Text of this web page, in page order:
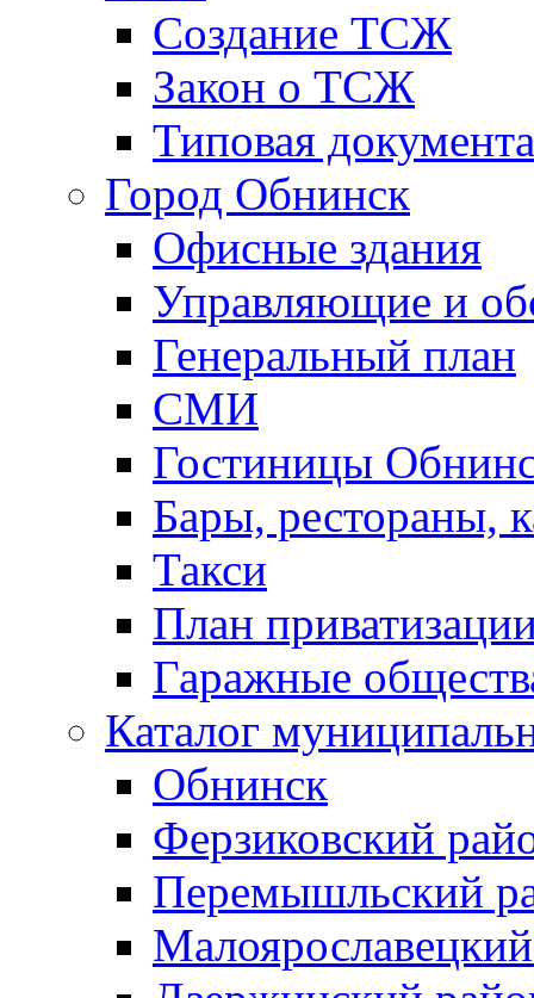
Создание ТСЖ
Закон о ТСЖ
Типовая
Город Обнинск
Офисные здания
Управляющие и
Генеральный план
СМИ
Гостиницы
Бары, рестораны,
Такси
План
Гаражные
Каталог
Обнинск
Ферзиковский
Перемышльский